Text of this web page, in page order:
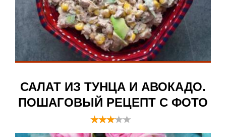
САЛАТ ИЗ ТУНЦА И АВОКАДО.
ПОШАГОВЫЙ РЕЦЕПТ С ФОТО